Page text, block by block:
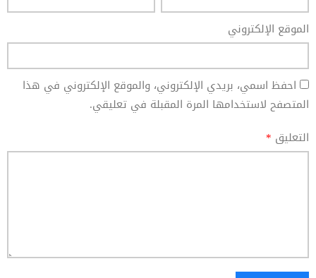
الموقع الإلكتروني
احفظ اسمي، بريدي الإلكتروني، والموقع الإلكتروني في هذا
المتصفح لاستخدامها المرة المقبلة في تعليقي.
التعليق *